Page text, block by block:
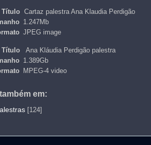
Título Cartaz palestra Ana Klaudia Perdigão
1.247Mb
JPEG image
Título
Ana Kláudia Perdigão palestra
1.389Gb
MPEG-4 video
em:
[124]